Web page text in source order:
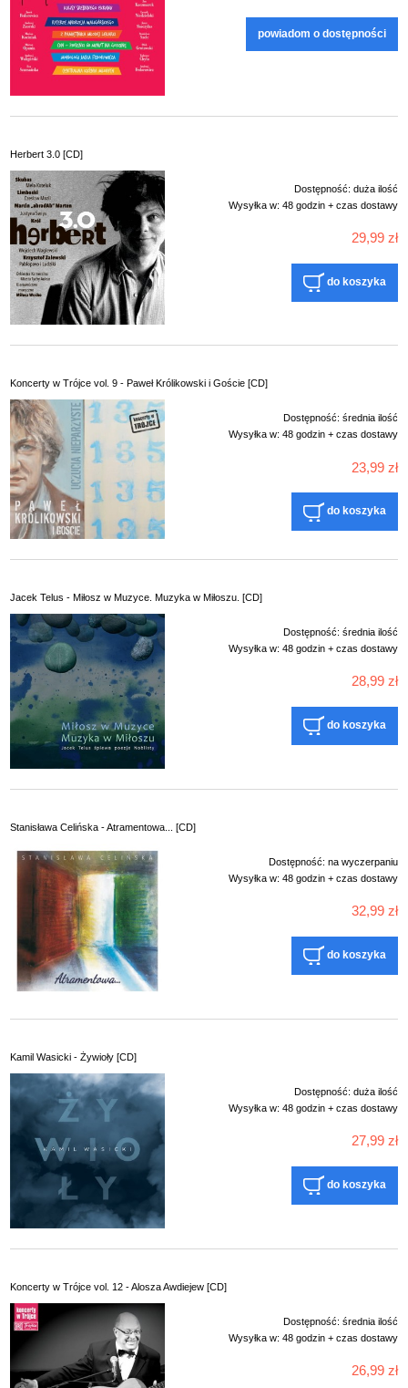
powiadom o dostępności
Herbert 3.0 [CD]
Dostępność: duża ilość
Wysyłka w: 48 godzin + czas dostawy
29,99 zł
do koszyka
Koncerty w Trójce vol. 9 - Paweł Królikowski i Goście [CD]
Dostępność: średnia ilość
Wysyłka w: 48 godzin + czas dostawy
23,99 zł
do koszyka
Jacek Telus - Miłosz w Muzyce. Muzyka w Miłoszu. [CD]
Dostępność: średnia ilość
Wysyłka w: 48 godzin + czas dostawy
28,99 zł
do koszyka
Stanisława Celińska - Atramentowa... [CD]
Dostępność: na wyczerpaniu
Wysyłka w: 48 godzin + czas dostawy
32,99 zł
do koszyka
Kamil Wasicki - Żywioły [CD]
Dostępność: duża ilość
Wysyłka w: 48 godzin + czas dostawy
27,99 zł
do koszyka
Koncerty w Trójce vol. 12 - Alosza Awdiejew [CD]
Dostępność: średnia ilość
Wysyłka w: 48 godzin + czas dostawy
26,99 zł